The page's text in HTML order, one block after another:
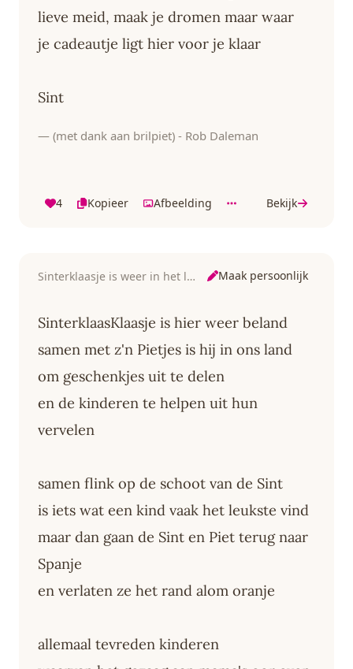
lieve meid, maak je dromen maar waar
je cadeautje ligt hier voor je klaar
Sint
— (met dank aan brilpiet) - Rob Daleman
4 Kopieer Afbeelding Bekijk
Sinterklaasje is weer in het land Maak persoonlijk
SinterklaasKlaasje is hier weer beland
samen met z'n Pietjes is hij in ons land
om geschenkjes uit te delen
en de kinderen te helpen uit hun
vervelen
samen flink op de schoot van de Sint
is iets wat een kind vaak het leukste vind
maar dan gaan de Sint en Piet terug naar
Spanje
en verlaten ze het rand alom oranje
allemaal tevreden kinderen